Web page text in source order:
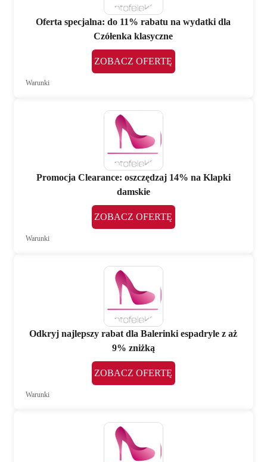
Oferta specjalna: do 11% rabatu na wydatki dla
Czółenka klasyczne
ZOBACZ OFERTĘ
Warunki
Promocja Clearance: oszczędzaj 14% na Klapki
damskie
ZOBACZ OFERTĘ
Warunki
Odkryj najlepszy rabat dla Balerinki espadryle z aż
9% zniżką
ZOBACZ OFERTĘ
Warunki